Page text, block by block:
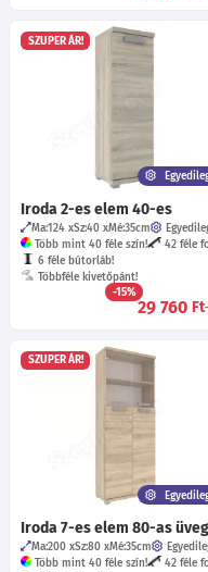
SZUPER ÁR!
Iroda 2-es elem 40-es
Ma:124 Sz:40 Mé:35cm
Több mint 40 féle szín!
42 féle
6 féle bútorláb!
Többféle kivetőpánt!
-15%
29 760 Ft
SZUPER ÁR!
Iroda 7-es elem 80-as
Ma:200 Sz:80 Mé:35cm
Több mint 40 féle szín!
42 féle